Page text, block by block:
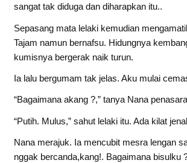
sangat tak diduga dan diharapkan itu..
Sepasang mata lelaki kemudian
Tajam namun bernafsu. Hidungnya
kumisnya bergerak naik turun.
Ia lalu bergumam tak jelas. Aku mulai
“Bagaimana akang ?,” tanya Nana
“Putih. Mulus,” sahut lelaki itu. Ada kilat
Nana merajuk. Ia mencubit mesra lengan
nggak bercanda,kang!. Bagaimana bisulku